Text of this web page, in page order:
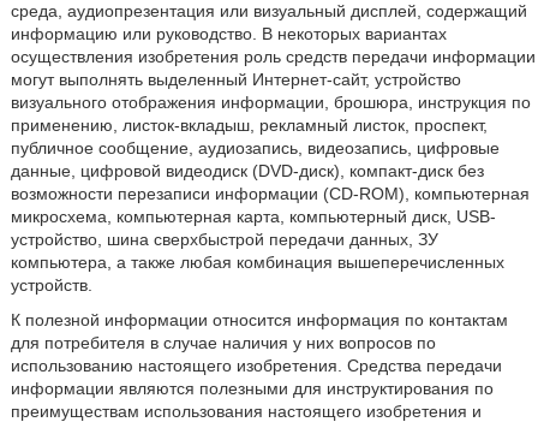
среда, аудиопрезентация или визуальный дисплей, содержащий
информацию или руководство. В некоторых вариантах
осуществления изобретения роль средств передачи информации
могут выполнять выделенный Интернет-сайт, устройство
визуального отображения информации, брошюра, инструкция по
применению, листок-вкладыш, рекламный листок, проспект,
публичное сообщение, аудиозапись, видеозапись, цифровые
данные, цифровой видеодиск (DVD-диск), компакт-диск без
возможности перезаписи информации (CD-ROM), компьютерная
микросхема, компьютерная карта, компьютерный диск, USB-
устройство, шина сверхбыстрой передачи данных, ЗУ
компьютера, а также любая комбинация вышеперечисленных
устройств.
К полезной информации относится информация по контактам
для потребителя в случае наличия у них вопросов по
использованию настоящего изобретения. Средства передачи
информации являются полезными для инструктирования по
преимуществам использования настоящего изобретения и